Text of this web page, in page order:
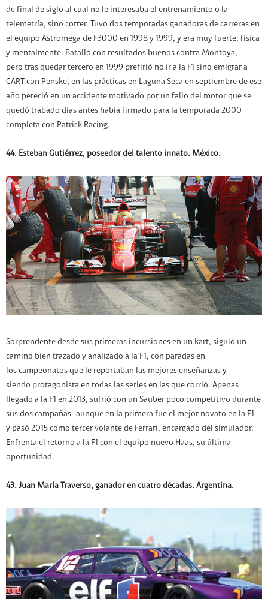
de final de siglo al cual no le interesaba el entrenamiento o la
telemetría, sino correr. Tuvo dos temporadas ganadoras de carreras en
el equipo Astromega de F3000 en 1998 y 1999, y era muy fuerte, física
y mentalmente. Batalló con resultados buenos contra Montoya,
pero tras quedar tercero en 1999 prefirió no ir a la F1 sino emigrar a
CART con Penske; en las prácticas en Laguna Seca en septiembre de ese
año pereció en un accidente motivado por un fallo del motor que se
quedó trabado días antes había firmado para la temporada 2000
completa con Patrick Racing.
44. Esteban Gutiérrez, poseedor del talento innato. México.
Sorprendente desde sus primeras incursiones en un kart, siguió un
camino bien trazado y analizado a la F1, con paradas en
los campeonatos que le reportaban las mejores enseñanzas y
siendo protagonista en todas las series en las que corrió. Apenas
llegado a la F1 en 2013, sufrió con un Sauber poco competitivo durante
sus dos campañas –aunque en la primera fue el mejor novato en la F1–
y pasó 2015 como tercer volante de Ferrari, encargado del simulador.
Enfrenta el retorno a la F1 con el equipo nuevo Haas, su última
oportunidad.
43. Juan María Traverso, ganador en cuatro décadas. Argentina.